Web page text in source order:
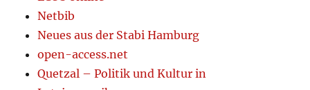
Netbib
Neues aus der Stabi Hamburg
open-access.net
Quetzal – Politik und Kultur in